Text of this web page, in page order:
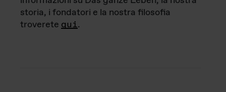
storia, i fondatori e la nostra filosofia
troverete qui.